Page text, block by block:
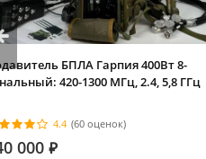
БПЛА Гарпия 400Вт 8-
420-1300 МГц, 2.4, 5,8 ГГц
4.4 (60 оценок)
000 ⃏